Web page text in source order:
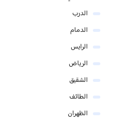
الدرب
الدمام
الرايس
الرياض
الشقيق
الطائف
الظهران